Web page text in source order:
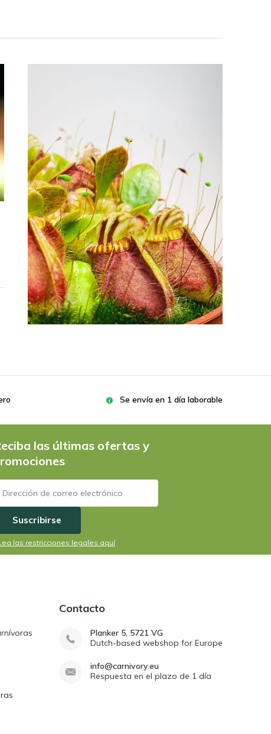
Se envía en 1 día laborable
las últimas ofertas y
Suscribirse
las restricciones legales aquí
Contacto
Planker 5, 5721 VG
Dutch-based webshop for Europe
info@carnivory.eu
Respuesta en el plazo de 1 día